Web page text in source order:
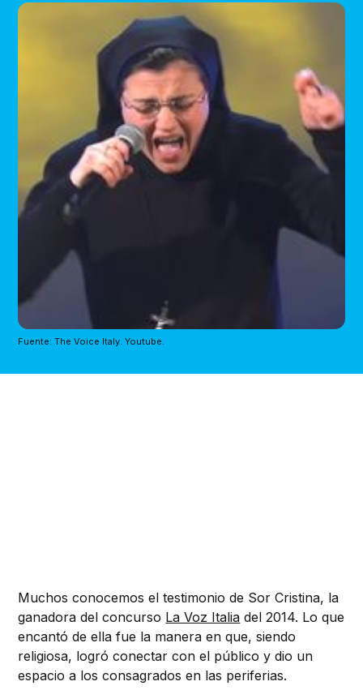
Fuente: The Voice Italy. Youtube.
Muchos conocemos el testimonio de Sor Cristina, la
ganadora del concurso La Voz Italia del 2014. Lo que
encantó de ella fue la manera en que, siendo
religiosa, logró conectar con el público y dio un
espacio a los consagrados en las periferias.